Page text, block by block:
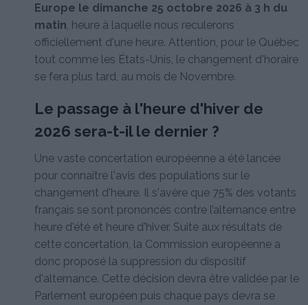
Europe le dimanche 25 octobre 2026 à 3 h du
matin , heure à laquelle nous reculerons
officiellement d'une heure. Attention, pour le Québec
tout comme les États-Unis, le changement d'horaire
se fera plus tard, au mois de Novembre.
Le passage à l'heure d'hiver de
2026 sera-t-il le dernier ?
Une vaste concertation européenne a été lancée
pour connaître l'avis des populations sur le
changement d'heure. Il s'avère que 75% des votants
français se sont prononcés contre l’alternance entre
heure d'été et heure d'hiver. Suite aux résultats de
cette concertation, la Commission européenne a
donc proposé la suppression du dispositif
d'alternance. Cette décision devra être validée par le
Parlement européen puis chaque pays devra se